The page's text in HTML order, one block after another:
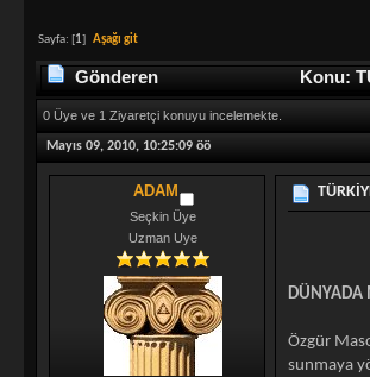
Sayfa: [1]Aşağı git
Gönderen Konu:
0 Üye ve 1 Ziyaretçi konuyu incelemekte.
Mayıs 09, 2010, 10:25:09 öö
ADAM
Seçkin Üye
Uzman Uye
DÜNYADA
Özgür
sunmaya